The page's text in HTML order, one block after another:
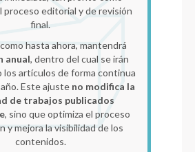
proceso editorial y de revisión
final.
hasta ahora, mantendrá
anual, dentro del cual se irán
los artículos de forma continua
Este ajuste no modifica la
de trabajos publicados
, sino que optimiza el proceso
y mejora la visibilidad de los
contenidos.